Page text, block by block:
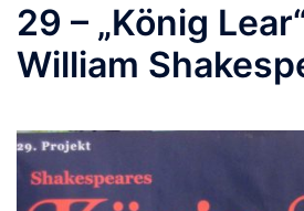
29 – „König
William